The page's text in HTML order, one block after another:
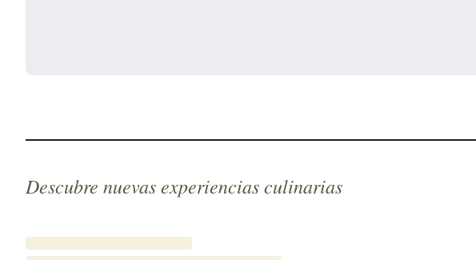
Descubre nuevas experiencias culinarias